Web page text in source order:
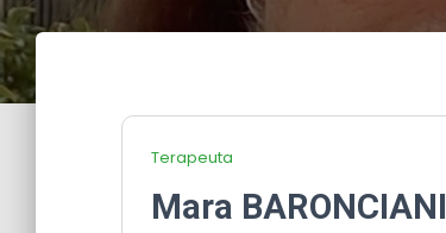
Terapeuta
Mara BARONCIANI